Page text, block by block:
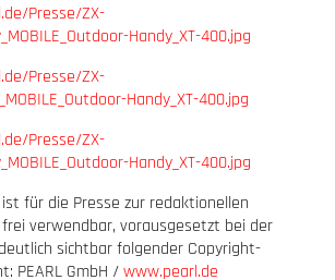
Presse/ZX-
Handy_XT-400.jpg
Presse/ZX-
Handy_XT-400.jpg
Presse/ZX-
Handy_XT-400.jpg
für die Presse zur redaktionellen
verwendbar, vorausgesetzt bei der
sichtbar folgender Copyright-
PEARL GmbH /www.pearl.de